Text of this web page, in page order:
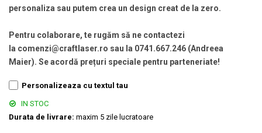
personaliza sau putem crea un design creat de la zero.
Pentru colaborare, te rugăm să ne contactezi
la comenzi@craftlaser.ro sau la 0741.667.246 (Andreea
Maier). Se acordă prețuri speciale pentru parteneriate!
Personalizeaza cu textul tau
IN STOC
Durata de livrare: maxim 5 zile lucratoare